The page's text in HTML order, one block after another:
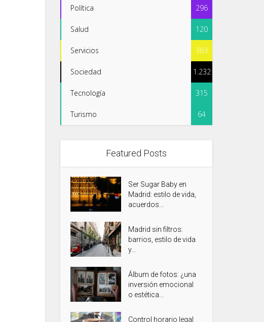
Política 296
Salud 120
Servicios 363
Sociedad 1.232
Tecnología 315
Turismo 64
Featured Posts
Ser Sugar Baby en
Madrid: estilo de vida,
acuerdos...
Madrid sin filtros:
barrios, estilo de vida
y...
Álbum de fotos: ¿una
inversión emocional
o estética...
Control horario legal